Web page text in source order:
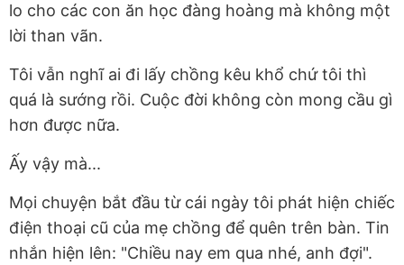
lo cho các con ăn học đàng hoàng mà không một
lời than vãn.
Tôi vẫn nghĩ ai đi lấy chồng kêu khổ chứ tôi thì
quá là sướng rồi. Cuộc đời không còn mong cầu gì
hơn được nữa.
Ấy vậy mà...
Mọi chuyện bắt đầu từ cái ngày tôi phát hiện chiếc
điện thoại cũ của mẹ chồng để quên trên bàn. Tin
nhắn hiện lên: "Chiều nay em qua nhé, anh đợi".